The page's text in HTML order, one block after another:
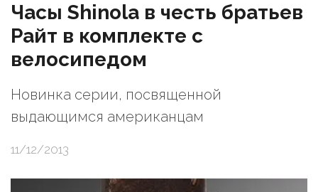
Часы Shinola в честь братьев
Райт в комплекте с
велосипедом
Новинка серии, посвященной
выдающимся американцам
11/12/2013